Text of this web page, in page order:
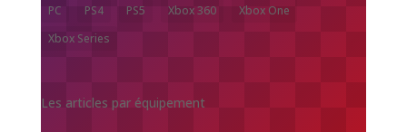
PC PS4 PS5 Xbox 360
Xbox One
Xbox Series
Les articles par équipement